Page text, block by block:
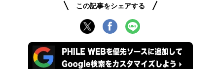
この記事をシェアする